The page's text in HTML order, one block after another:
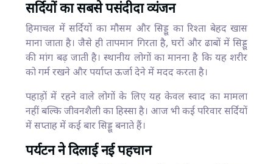
सर्दियों का सबसे पसंदीदा व्यंजन
हिमाचल में सर्दियों का मौसम और सिड्डू का रिश्ता बेहद खास
माना जाता है। जैसे ही तापमान गिरता है, घरों और ढाबों में सिड्डू
की मांग बढ़ जाती है। स्थानीय लोगों का मानना है कि यह शरीर
को गर्म रखने और पर्याप्त ऊर्जा देने में मदद करता है।
पहाड़ों में रहने वाले लोगों के लिए यह केवल स्वाद का मामला
नहीं बल्कि जीवनशैली का हिस्सा है। आज भी कई परिवार सर्दियों
में सप्ताह में कई बार सिड्डू बनाते हैं।
पर्यटन ने दिलाई नई पहचान